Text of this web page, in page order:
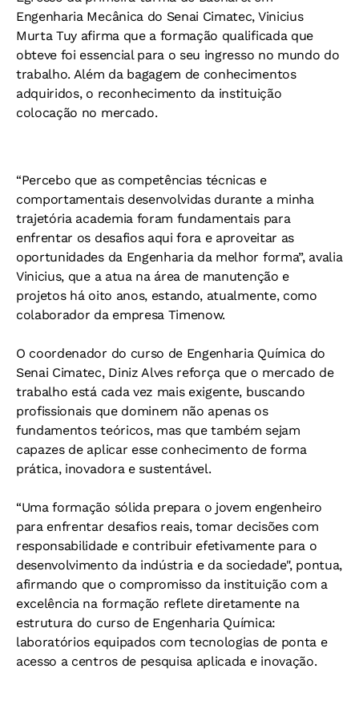
Engenharia Mecânica do Senai Cimatec, Vinicius
Murta Tuy afirma que a formação qualificada que
obteve foi essencial para o seu ingresso no mundo do
trabalho. Além da bagagem de conhecimentos
adquiridos, o reconhecimento da instituição
colocação no mercado.
“Percebo que as competências técnicas e
comportamentais desenvolvidas durante a minha
trajetória academia foram fundamentais para
enfrentar os desafios aqui fora e aproveitar as
oportunidades da Engenharia da melhor forma”, avalia
Vinicius, que a atua na área de manutenção e
projetos há oito anos, estando, atualmente, como
colaborador da empresa Timenow.
O coordenador do curso de Engenharia Química do
Senai Cimatec, Diniz Alves reforça que o mercado de
trabalho está cada vez mais exigente, buscando
profissionais que dominem não apenas os
fundamentos teóricos, mas que também sejam
capazes de aplicar esse conhecimento de forma
prática, inovadora e sustentável.
“Uma formação sólida prepara o jovem engenheiro
para enfrentar desafios reais, tomar decisões com
responsabilidade e contribuir efetivamente para o
desenvolvimento da indústria e da sociedade", pontua,
afirmando que o compromisso da instituição com a
excelência na formação reflete diretamente na
estrutura do curso de Engenharia Química:
laboratórios equipados com tecnologias de ponta e
acesso a centros de pesquisa aplicada e inovação.